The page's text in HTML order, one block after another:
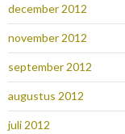
december 2012
november 2012
september 2012
augustus 2012
juli 2012